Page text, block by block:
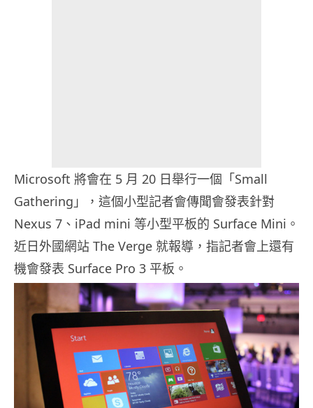
Microsoft 將會在 5 月 20 日舉行一個「Small
Gathering」，這個小型記者會傳聞會發表針對
Nexus 7、iPad mini 等小型平板的 Surface Mini。
近日外國網站 The Verge 就報導，指記者會上還有
機會發表 Surface Pro 3 平板。